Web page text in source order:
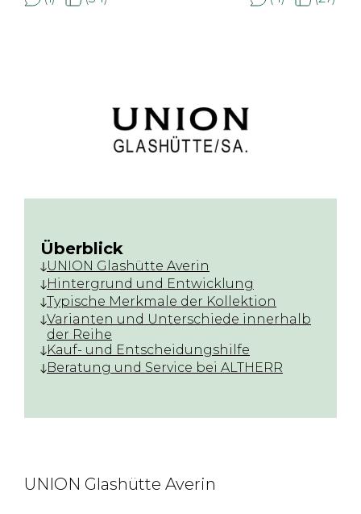
Überblick
UNION Glashütte Averin
Hintergrund und Entwicklung
Typische Merkmale der Kollektion
Varianten und Unterschiede innerhalb
der Reihe
Kauf- und Entscheidungshilfe
Beratung und Service bei ALTHERR
UNION Glashütte Averin